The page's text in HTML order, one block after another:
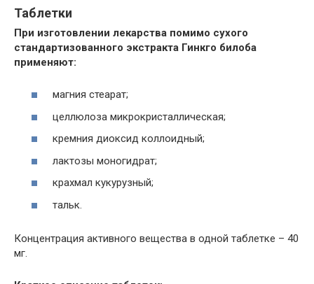
Таблетки
При изготовлении лекарства помимо сухого
стандартизованного экстракта Гинкго билоба
применяют:
магния стеарат;
целлюлоза микрокристаллическая;
кремния диоксид коллоидный;
лактозы моногидрат;
крахмал кукурузный;
тальк.
Концентрация активного вещества в одной таблетке – 40
мг.